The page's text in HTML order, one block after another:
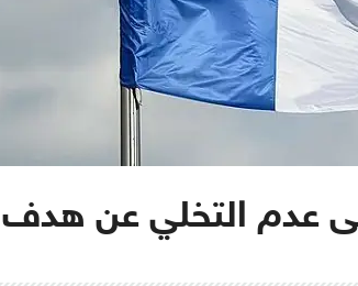
عدم التخلي عن هدف